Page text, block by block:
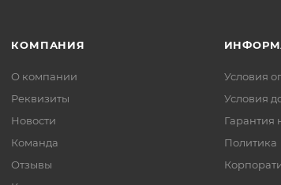
КОМПАНИЯ
О компании
Реквизиты
Новости
Команда
Отзывы
Условия
Условия
Гарантия
Политика